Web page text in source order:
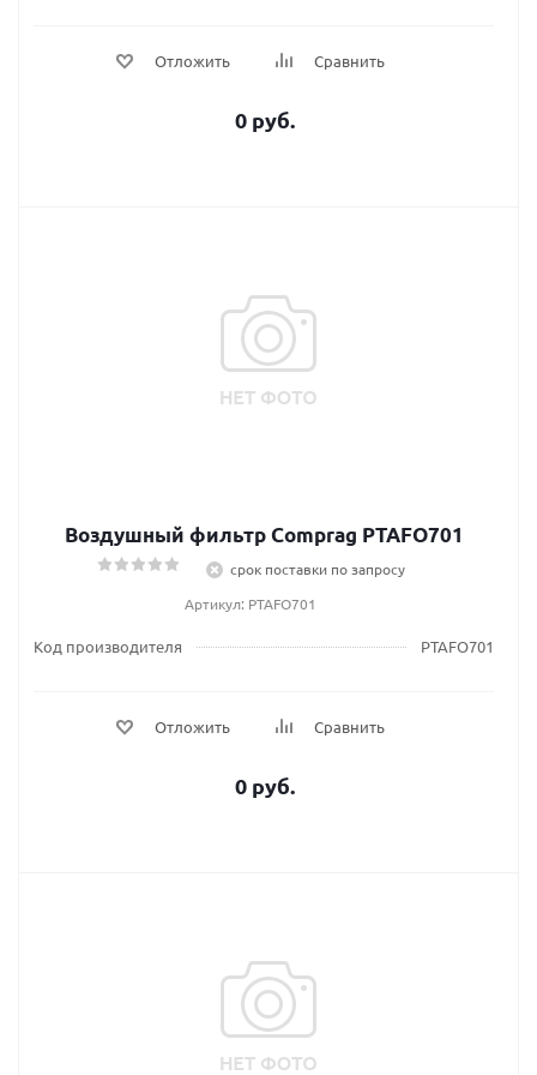
Отложить Сравнить
0 руб.
Воздушный фильтр Comprag PTAFO701
срок поставки по запросу
Артикул: PTAFO701
Код производителя PTAFO701
Отложить Сравнить
0 руб.